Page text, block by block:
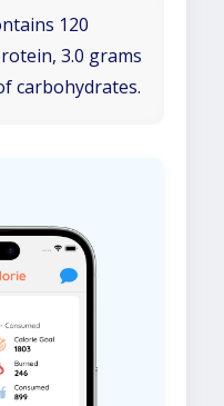
120
3.0 grams
carbohydrates.